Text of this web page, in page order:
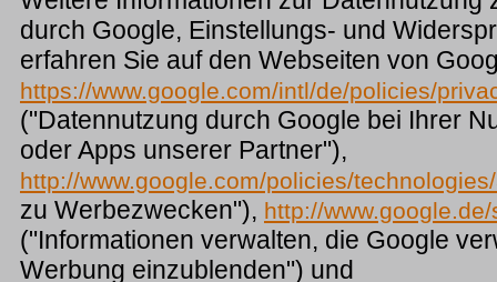
durch Google, Einstellungs- und
erfahren Sie auf den Webseiten von
https://www.google.com/intl/de/policies/
("Datennutzung durch Google bei Ihrer
oder Apps unserer Partner"),
http://www.google.com/policies/
zu Werbezwecken"), http://
("Informationen verwalten, die Google
Werbung einzublenden") und